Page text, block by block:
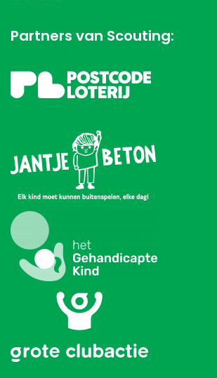
Partners van Scouting: